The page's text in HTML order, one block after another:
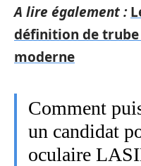
A lire également :
définition de trube
moderne
Comment
un candidat
oculaire